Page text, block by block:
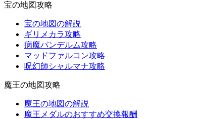
宝の地図攻略
宝の地図の解説
ギリメカラ攻略
病魔パンデルム攻略
マッドファルコン攻略
呪幻師シャルマナ攻略
魔王の地図攻略
魔王の地図の解説
魔王メダルのおすすめ交換報酬